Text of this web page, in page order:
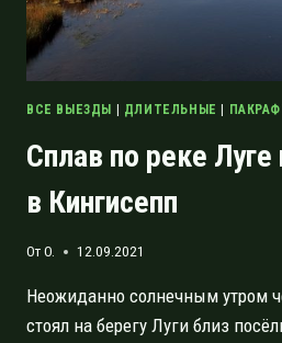
ВСЕ ВЫЕЗДЫ | ДЛИТЕЛЬНЫЕ |
Сплав по реке
в Кингисепп
ОтO. 12.09.2021
Неожиданно солнечным утром
стоял на берегу Луги близ